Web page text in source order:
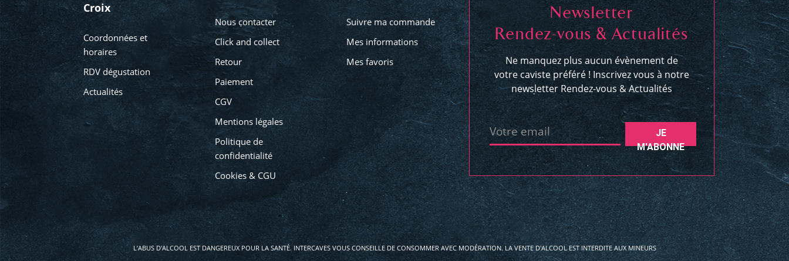
Croix
Coordonnées et
horaires
RDV dégustation
Actualités
Nous contacter
Click and collect
Retour
Paiement
CGV
Mentions légales
Politique de
confidentialité
Cookies & CGU
Suivre ma commande
Mes informations
Mes favoris
Newsletter
Rendez-vous & Actualités
Ne manquez plus aucun évènement de
votre caviste préféré ! Inscrivez vous à notre
newsletter Rendez-vous & Actualités
Votre email
JE
M'ABONNE
L’ABUS D'ALCOOL EST DANGEREUX POUR LA SANTÉ. INTERCAVES VOUS CONSEILLE DE CONSOMMER AVEC MODÉRATION. LA VENTE D'ALCOOL EST INTERDITE AUX MINEURS